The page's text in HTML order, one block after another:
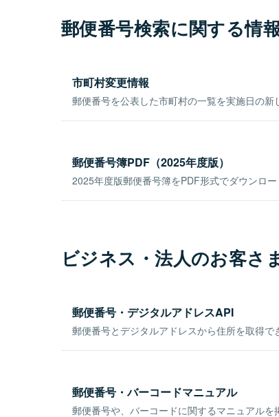
郵便番号検索に関する情
市町村変更情報
郵便番号を公表した市町村の一覧を実施日の新
郵便番号簿PDF（2025年度版）
2025年度版郵便番号簿をPDF形式でダウンロー
ビジネス・法人のお客さ
郵便番号・デジタルアドレスAPI
郵便番号とデジタルアドレスから住所を取得で
郵便番号・バーコードマニュアル
郵便番号や、バーコードに関するマニュアルを